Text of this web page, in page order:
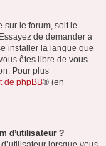
sur le forum, soit le
de demander à
installer la langue que
êtes libre de vous
Pour plus
de phpBB® (en
d’utilisateur ?